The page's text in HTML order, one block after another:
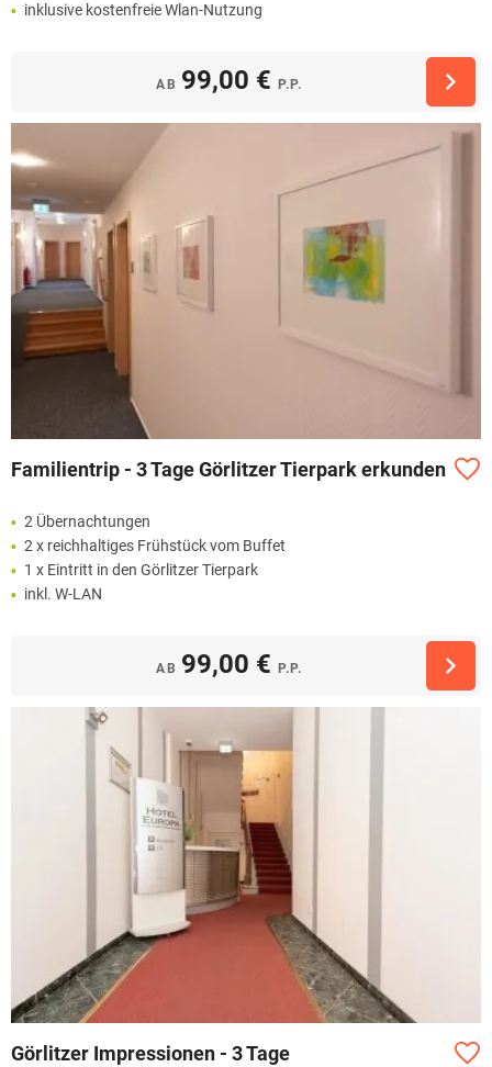
inklusive kostenfreie Wlan-Nutzung
AB 99,00 € P.P.
Familientrip - 3 Tage Görlitzer Tierpark erkunden
2 Übernachtungen
2 x reichhaltiges Frühstück vom Buffet
1 x Eintritt in den Görlitzer Tierpark
inkl. W-LAN
AB 99,00 € P.P.
Görlitzer Impressionen - 3 Tage